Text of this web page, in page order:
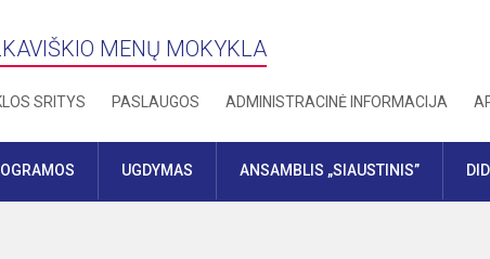
MENŲ MOKYKLA
SRITYS PASLAUGOS ADMINISTRACINĖ INFORMACIJA
UGDYMAS ANSAMBLIS „SIAUSTINIS”